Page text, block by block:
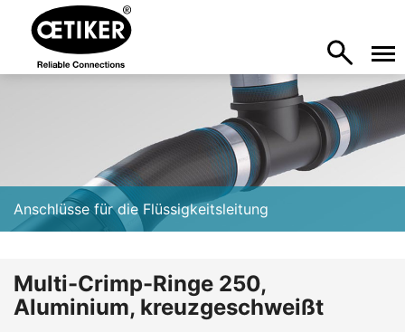
Anschlüsse für die Flüssigkeitsleitung
Multi-Crimp-Ringe 250,
Aluminium, kreuzgeschweißt